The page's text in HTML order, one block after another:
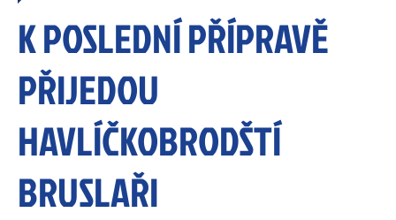
K POSLEDNÍ PŘÍPRAVĚ
PŘIJEDOU
HAVLÍČKOBRODŠTÍ
BRUSLAŘI